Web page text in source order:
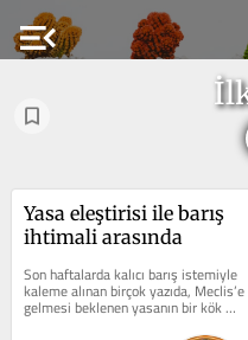
menu_open
Yasa eleştirisi ile barış
ihtimali arasında
Son haftalarda kalıcı barış istemiyle
kaleme alınan birçok yazıda, Meclis’e
gelmesi beklenen yasanın bir kök
yasa olması gerektiği; bu...